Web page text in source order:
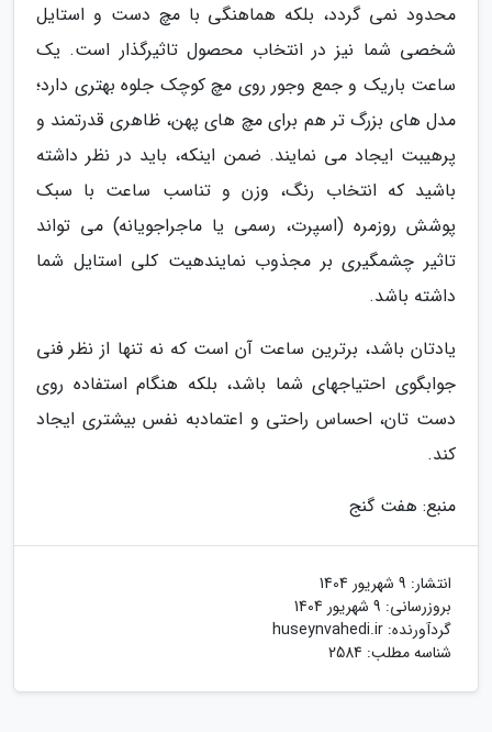
محدود نمی گردد، بلکه هماهنگی با مچ دست و استایل
شخصی شما نیز در انتخاب محصول تاثیرگذار است. یک
ساعت باریک و جمع وجور روی مچ کوچک جلوه بهتری دارد؛
مدل های بزرگ تر هم برای مچ های پهن، ظاهری قدرتمند و
پرهیبت ایجاد می نمایند. ضمن اینکه، باید در نظر داشته
باشید که انتخاب رنگ، وزن و تناسب ساعت با سبک
پوشش روزمره (اسپرت، رسمی یا ماجراجویانه) می تواند
تاثیر چشمگیری بر مجذوب نمایندهیت کلی استایل شما
داشته باشد.
یادتان باشد، برترین ساعت آن است که نه تنها از نظر فنی
جوابگوی احتیاجهای شما باشد، بلکه هنگام استفاده روی
دست تان، احساس راحتی و اعتمادبه نفس بیشتری ایجاد
کند.
منبع: هفت گنج
انتشار: 9 شهریور 1404
بروزرسانی: 9 شهریور 1404
گردآورنده: huseynvahedi.ir
شناسه مطلب: 2584